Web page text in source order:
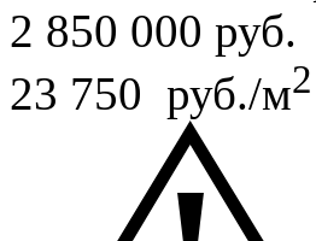
2 850 000 руб.
23 750 руб./м2